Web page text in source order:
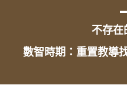
不存在
數智時期：重置教導